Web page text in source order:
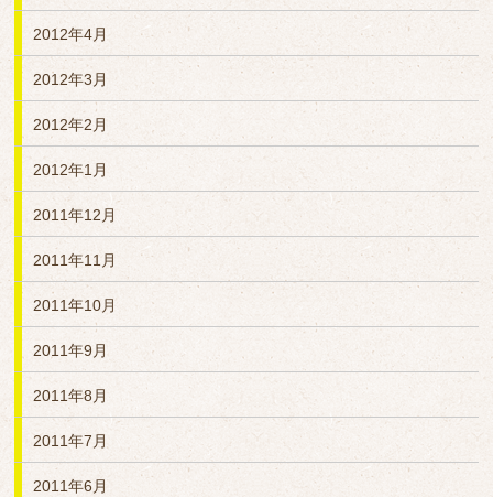
2012年4月
2012年3月
2012年2月
2012年1月
2011年12月
2011年11月
2011年10月
2011年9月
2011年8月
2011年7月
2011年6月